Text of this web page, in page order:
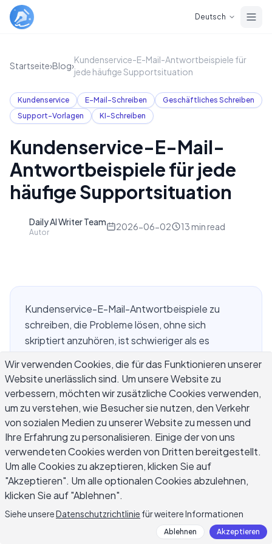
Deutsch
Startseite›Blog›
Kundenservice-E-Mail-Antwortbeispiele für
jede häufige Supportsituation
Kundenservice E-Mail-Schreiben
Geschäftliches Schreiben
Support-Vorlagen
KI-Schreiben
Kundenservice-E-Mail-
Antwortbeispiele für jede
häufige Supportsituation
Daily AI Writer Team
Autor
2026-06-02 13 min read
Kundenservice-E-Mail-Antwortbeispiele zu
schreiben, die Probleme lösen, ohne sich
skriptiert anzuhören, ist schwieriger als es
einen Ordner mit Vorlagen, die sinnvoll waren, als
sie geschrieben wurden, aber jetzt kalt und
ausweichend wirken gegenüber jedem, der sie
erhält. Ob Sie eine Beschwerde über eine
verzögerte Bestellung, einen Abrechnungsstreit,
einen Produktdefekt oder einen Fehler
bearbeiten, der einen zahlenden Kunden drei
Tage lang frustriert hat – die Qualität Ihrer
Antwort bestimmt, ob dieser Kunde bleibt oder
geht. Dieser Leitfaden behandelt bewährte
Kundenservice-E-Mail-Antworten über die
Wir verwenden Cookies, die für das Funktionieren unserer
Website unerlässlich sind. Um unsere Website zu
verbessern, möchten wir zusätzliche Cookies verwenden,
um zu verstehen, wie Besucher sie nutzen, den Verkehr
von sozialen Medien zu unserer Website zu messen und
Ihre Erfahrung zu personalisieren. Einige der von uns
verwendeten Cookies werden von Dritten bereitgestellt.
Um alle Cookies zu akzeptieren, klicken Sie auf
"Akzeptieren". Um alle optionalen Cookies abzulehnen,
klicken Sie auf "Ablehnen".
Siehe unsereDatenschutzrichtlinie für weitere Informationen
Ablehnen Akzeptieren